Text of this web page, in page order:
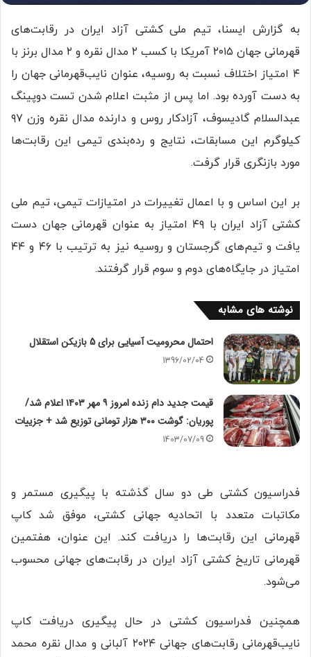
به گزارش ایسنا، تیم ملی کشتی آزاد ایران در رقابت‌های
قهرمانی جهان ۲۰۱۵ آمریکا با کسب ۲ مدال نقره و ۲ مدال برنز با
۴ امتیاز اختلاف نسبت به روسیه، عنوان نایب‌قهرمانی جهان را
به دست آورده بود. اما پس از مثبت اعلام شدن تست دوپینگ
عبدالسلام گادیسوف، آزادکار روس و دارنده مدال نقره وزن ۹۷
کیلوگرم این مسابقات، نتایج و رده‌بندی تیمی این رقابت‌ها
مورد بازنگری قرار گرفت.
بر این اساس و با اعمال تغییرات در امتیازات تیمی، تیم ملی
کشتی آزاد ایران با ۴۹ امتیاز به عنوان قهرمانی جهان دست
یافت و تیم‌های گرجستان و روسیه نیز به ترتیب با ۴۶ و ۴۴
امتیاز در جایگاه‌های دوم و سوم قرار گرفتند.
نوشته های مشابه
احتمال محرومیت آسیایی برای 5 بازیکن استقلال
1396/02/04
قیمت جدید دام زنده امروز ۹ مهر ۱۴۰۳ اعلام شد/
پوریان: گوشت ۳۰۰ هزار تومانی توزیع شد + جزییات
1403/07/09
فدراسیون کشتی طی دو سال گذشته با پیگیری مستمر و
مکاتبات متعدد با اتحادیه جهانی کشتی، موفق شد کاپ
قهرمانی این رقابت‌ها را دریافت کند. این عنوان، هفتمین
قهرمانی تاریخ کشتی آزاد ایران در رقابت‌های جهانی محسوب
می‌شود.
همچنین فدراسیون کشتی در حال پیگیری دریافت کاپ
نایب‌قهرمانی رقابت‌های جهانی ۲۰۲۴ آلبانی و مدال نقره محمد